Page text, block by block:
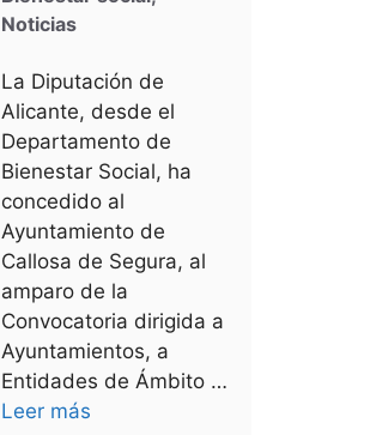
Noticias
La Diputación de
Alicante, desde el
Departamento de
Bienestar Social, ha
concedido al
Ayuntamiento de
Callosa de Segura, al
amparo de la
Convocatoria dirigida a
Ayuntamientos, a
Entidades de Ámbito …
Leer más